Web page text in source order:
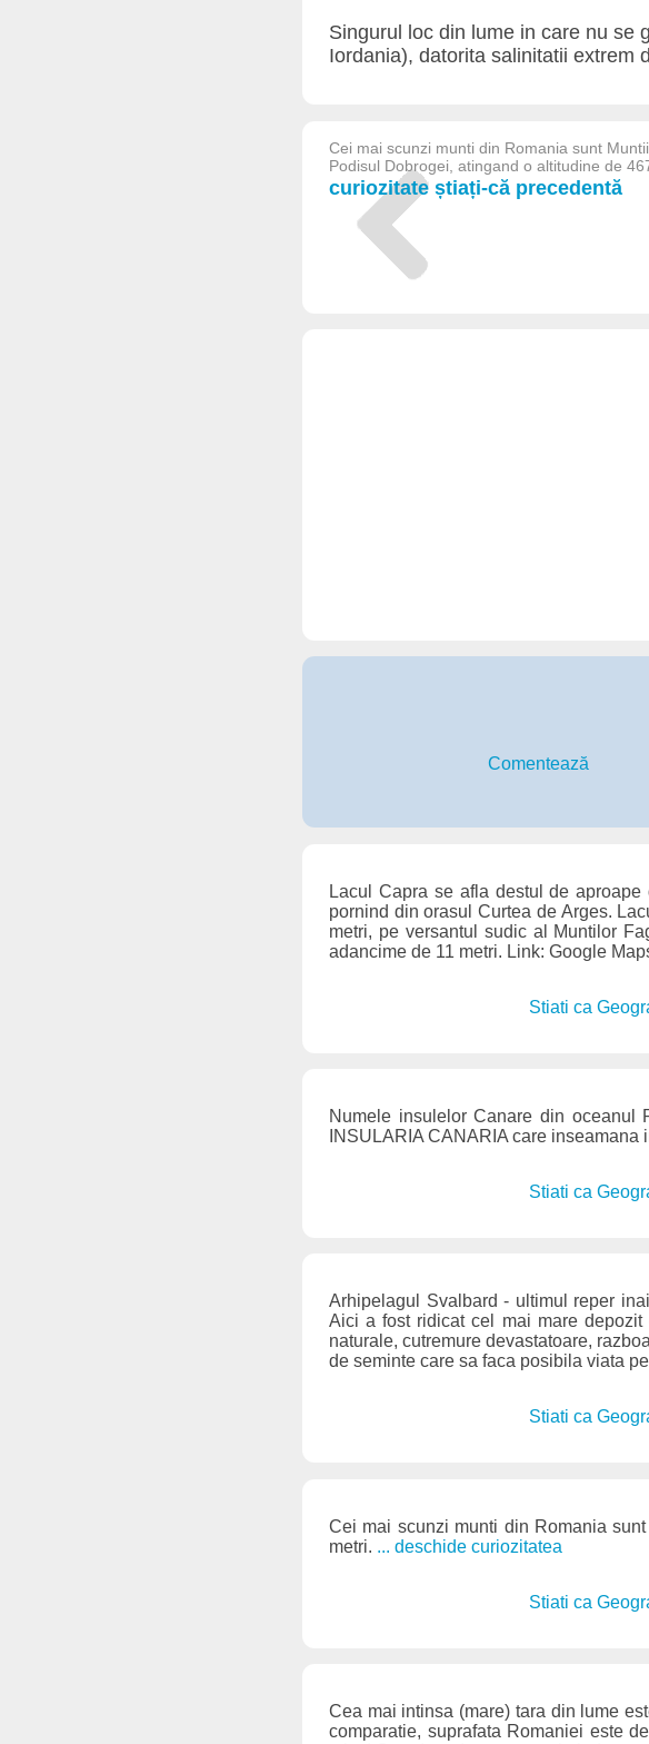
Singurul loc din lume in care nu se
Iordania), datorita salinitatii extrem
Cei mai scunzi munti din Romania sunt
Podisul Dobrogei, atingand o altitudine de
curiozitate știați-că precedentă
Comentează
Lacul Capra se afla destul de
pornind din orasul Curtea de Arges.
metri, pe versantul sudic al Muntilor
adancime de 11 metri. Link: Google
Stiati ca
Numele insulelor Canare din
INSULARIA CANARIA care inseamana
Stiati ca
Arhipelagul Svalbard - ultimul reper
Aici a fost ridicat cel mai mare
naturale, cutremure devastatoare,
de seminte care sa faca posibila viata
Stiati ca
Cei mai scunzi munti din Romania
metri. ... deschide curiozitatea
Stiati ca
Cea mai intinsa (mare) tara din lume
comparatie, suprafata Romaniei este